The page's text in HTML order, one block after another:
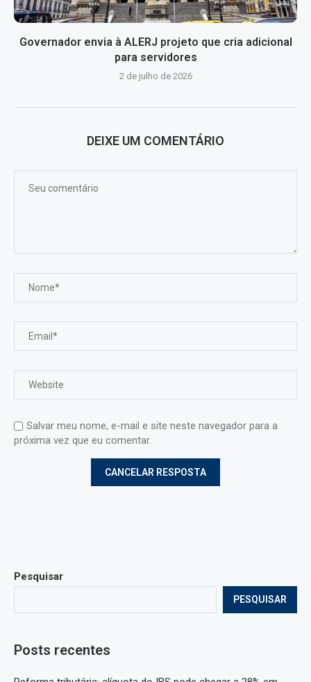
Governador envia à ALERJ projeto que cria adicional
para servidores
2 de julho de 2026
DEIXE UM COMENTÁRIO
Salvar meu nome, e-mail e site neste navegador para a
próxima vez que eu comentar.
Pesquisar
PESQUISAR
Posts recentes